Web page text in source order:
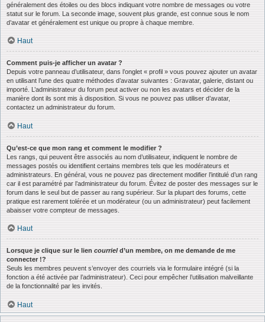
généralement des étoiles ou des blocs indiquant votre nombre de messages ou votre
statut sur le forum. La seconde image, souvent plus grande, est connue sous le nom
d’avatar et généralement est unique ou propre à chaque membre.
Haut
Comment puis-je afficher un avatar ?
Depuis votre panneau d’utilisateur, dans l’onglet « profil » vous pouvez ajouter un avatar
en utilisant l’une des quatre méthodes d’avatar suivantes : Gravatar, galerie, distant ou
importé. L’administrateur du forum peut activer ou non les avatars et décider de la
manière dont ils sont mis à disposition. Si vous ne pouvez pas utiliser d’avatar,
contactez un administrateur du forum.
Haut
Qu’est-ce que mon rang et comment le modifier ?
Les rangs, qui peuvent être associés au nom d’utilisateur, indiquent le nombre de
messages postés ou identifient certains membres tels que les modérateurs et
administrateurs. En général, vous ne pouvez pas directement modifier l’intitulé d’un rang
car il est paramétré par l’administrateur du forum. Évitez de poster des messages sur le
forum dans le seul but de passer au rang supérieur. Sur la plupart des forums, cette
pratique est rarement tolérée et un modérateur (ou un administrateur) peut facilement
abaisser votre compteur de messages.
Haut
Lorsque je clique sur le lien courrield’un membre, on me demande de me
connecter !?
Seuls les membres peuvent s’envoyer des courriels via le formulaire intégré (si la
fonction a été activée par l’administrateur). Ceci pour empêcher l’utilisation malveillante
de la fonctionnalité par les invités.
Haut